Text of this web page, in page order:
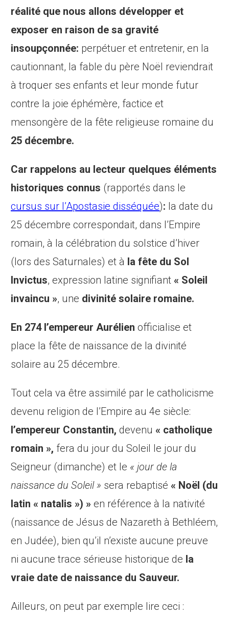
réalité que nous allons développer et
exposer en raison de sa gravité
insoupçonnée: perpétuer et entretenir, en la
cautionnant, la fable du père Noël reviendrait
à troquer ses enfants et leur monde futur
contre la joie éphémère, factice et
mensongère de la fête religieuse romaine du
25 décembre.
Car rappelons au lecteur quelques éléments
historiques connus (rapportés dans le
cursus sur l’Apostasie disséquée): la date du
25 décembre correspondait, dans l’Empire
romain, à la célébration du solstice d’hiver
(lors des Saturnales) et à la fête du Sol
Invictus, expression latine signifiant« Soleil
invaincu », une divinité solaire romaine.
En 274 l’empereur Aurélien officialise et
place la fête de naissance de la divinité
solaire au 25 décembre.
Tout cela va être assimilé par le catholicisme
devenu religion de l’Empire au 4e siècle:
l’empereur Constantin,devenu « catholique
romain », fera du jour du Soleil le jour du
Seigneur (dimanche) et le « jour de la
naissance du Soleil » sera rebaptisé« Noël (du
latin « natalis ») » en référence à la nativité
(naissance de Jésus de Nazareth à Bethléem,
en Judée), bien qu’il n’existe aucune preuve
ni aucune trace sérieuse historique de la
vraie date de naissance du Sauveur.
Ailleurs, on peut par exemple lire ceci :